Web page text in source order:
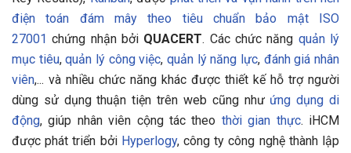
điện toán đám mây theo tiêu chuẩn bảo mật ISO
27001 chứng nhận bởi QUACERT. Các chức năng quản lý
mục tiêu,quản lý công việc,quản lý năng lực, đánh giá nhân
viên,... và nhiều chức năng khác được thiết kế hỗ trợ người
dùng sử dụng thuận tiện trên web cũng như ứng dụng di
động, giúp nhân viên cộng tác theo thời gian thực. iHCM
được phát triển bởi Hyperlogy, công ty công nghệ thành lập